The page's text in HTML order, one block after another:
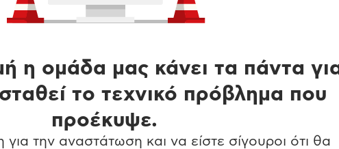
η ομάδα μας κάνει τα πάντα
το τεχνικό πρόβλημα που
προέκυψε.
την αναστάτωση και να είστε σίγουροι ότι θα